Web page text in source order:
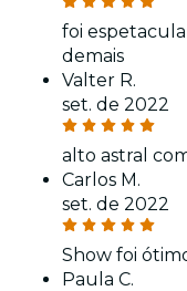
foi
demais
Valter R.
set. de 2022
alto astral
Carlos M.
set. de 2022
Show foi
Paula C.